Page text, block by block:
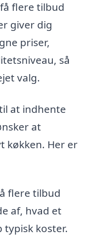
flere tilbud
giver dig
priser,
så
valg.
at indhente
at
køkken. Her er
flere tilbud
af, hvad et
typisk koster.